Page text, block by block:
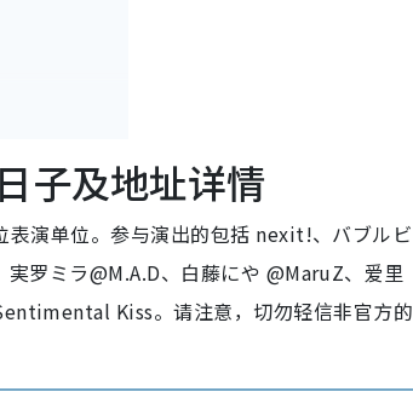
子及地址详情
演单位。参与演出的包括 nexit!、バブルビ
罗ミラ@M.A.D、白藤にや @MaruZ、爱里
Kiss。请注意，切勿轻信非官方的